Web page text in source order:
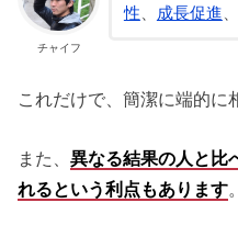
チャイフ
性
成長促進
これだけで、簡潔に端的に
また、異なる結果の人と比
れるという利点もあります。